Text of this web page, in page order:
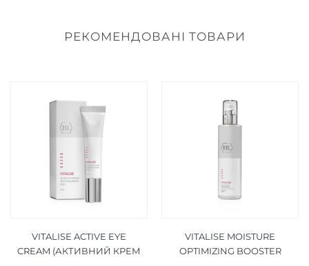
РЕКОМЕНДОВАНІ ТОВАРИ
VITALISE ACTIVE EYE
CREAM (АКТИВНИЙ КРЕМ
VITALISE MOISTURE
OPTIMIZING BOOSTER